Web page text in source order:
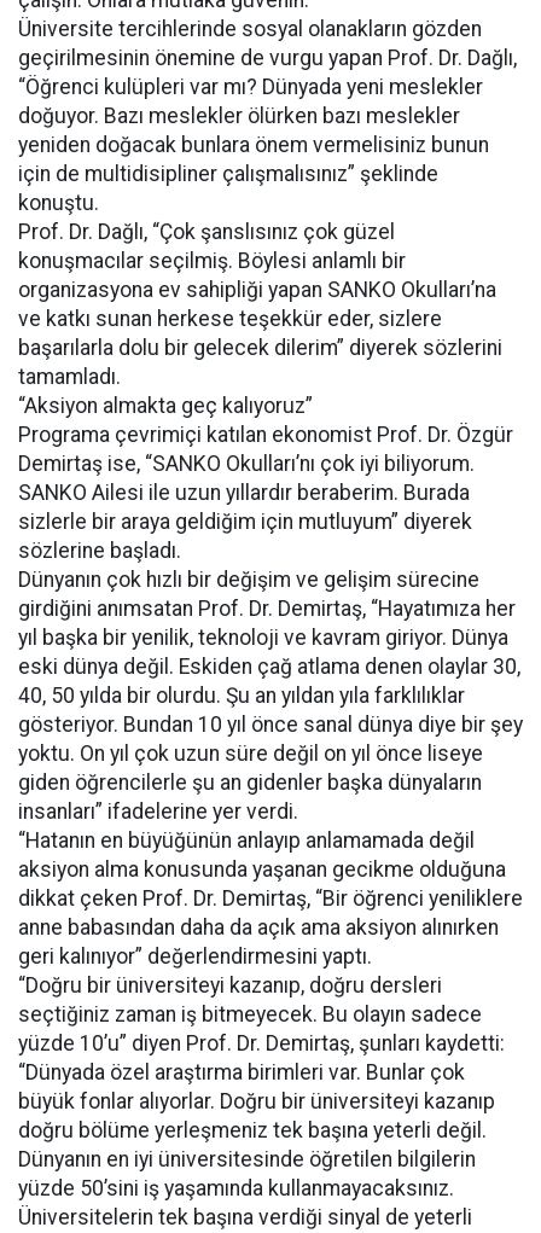
Üniversite tercihlerinde sosyal olanakların gözden
geçirilmesinin önemine de vurgu yapan Prof. Dr. Dağlı,
“Öğrenci kulüpleri var mı? Dünyada yeni meslekler
doğuyor. Bazı meslekler ölürken bazı meslekler
yeniden doğacak bunlara önem vermelisiniz bunun
için de multidisipliner çalışmalısınız” şeklinde
konuştu.
Prof. Dr. Dağlı, “Çok şanslısınız çok güzel
konuşmacılar seçilmiş. Böylesi anlamlı bir
organizasyona ev sahipliği yapan SANKO Okulları’na
ve katkı sunan herkese teşekkür eder, sizlere
başarılarla dolu bir gelecek dilerim” diyerek sözlerini
tamamladı.
“Aksiyon almakta geç kalıyoruz”
Programa çevrimiçi katılan ekonomist Prof. Dr. Özgür
Demirtaş ise, “SANKO Okulları’nı çok iyi biliyorum.
SANKO Ailesi ile uzun yıllardır beraberim. Burada
sizlerle bir araya geldiğim için mutluyum” diyerek
sözlerine başladı.
Dünyanın çok hızlı bir değişim ve gelişim sürecine
girdiğini anımsatan Prof. Dr. Demirtaş, “Hayatımıza her
yıl başka bir yenilik, teknoloji ve kavram giriyor. Dünya
eski dünya değil. Eskiden çağ atlama denen olaylar 30,
40, 50 yılda bir olurdu. Şu an yıldan yıla farklılıklar
gösteriyor. Bundan 10 yıl önce sanal dünya diye bir şey
yoktu. On yıl çok uzun süre değil on yıl önce liseye
giden öğrencilerle şu an gidenler başka dünyaların
insanları” ifadelerine yer verdi.
“Hatanın en büyüğünün anlayıp anlamamada değil
aksiyon alma konusunda yaşanan gecikme olduğuna
dikkat çeken Prof. Dr. Demirtaş, “Bir öğrenci yeniliklere
anne babasından daha da açık ama aksiyon alınırken
geri kalınıyor” değerlendirmesini yaptı.
“Doğru bir üniversiteyi kazanıp, doğru dersleri
seçtiğiniz zaman iş bitmeyecek. Bu olayın sadece
yüzde 10’u” diyen Prof. Dr. Demirtaş, şunları kaydetti:
“Dünyada özel araştırma birimleri var. Bunlar çok
büyük fonlar alıyorlar. Doğru bir üniversiteyi kazanıp
doğru bölüme yerleşmeniz tek başına yeterli değil.
Dünyanın en iyi üniversitesinde öğretilen bilgilerin
yüzde 50’sini iş yaşamında kullanmayacaksınız.
Üniversitelerin tek başına verdiği sinyal de yeterli